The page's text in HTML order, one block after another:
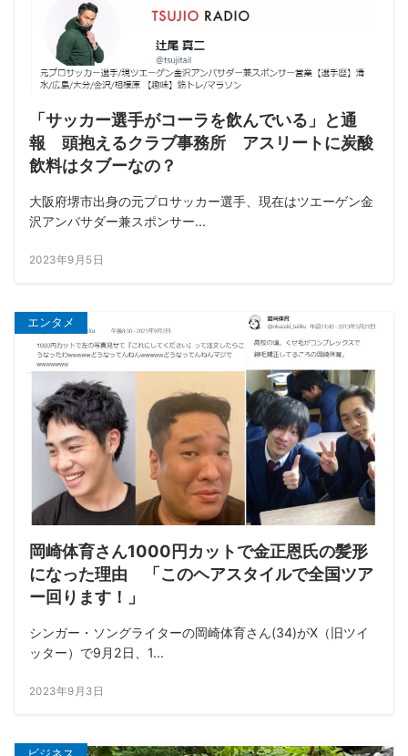
「サッカー選手がコーラを飲んでいる」と通
報 頭抱えるクラブ事務所 アスリートに炭酸
飲料はタブーなの？
大阪府堺市出身の元プロサッカー選手、現在はツエーゲン金
沢アンバサダー兼スポンサー...
2023年9月5日
エンタメ
岡崎体育さん1000円カットで金正恩氏の髪形
になった理由 「このヘアスタイルで全国ツア
ー回ります！」
シンガー・ソングライターの岡崎体育さん(34)がX（旧ツイ
ッター）で9月2日、1...
2023年9月3日